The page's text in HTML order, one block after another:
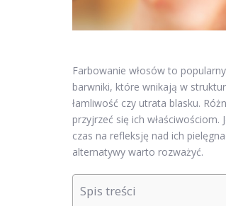
Farbowanie włosów to
barwniki, które wnikają w
łamliwość czy utrata blasku.
przyjrzeć się ich
czas na refleksję nad ich
alternatywy warto rozważyć.
Spis treści